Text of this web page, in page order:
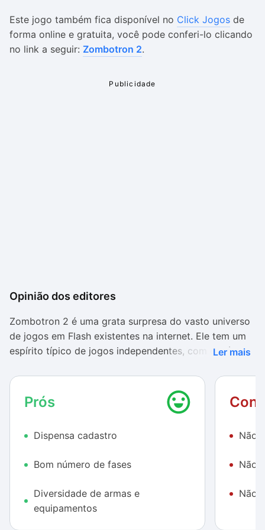
Este jogo também fica disponível no Click Jogos de
forma online e gratuita, você pode conferi-lo clicando
no link a seguir: Zombotron 2.
Opinião dos editores
Zombotron 2 é uma grata surpresa do vasto universo
de jogos em Flash existentes na internet. Ele tem um
espírito típico de jogos independentes, com cenário
história simples e envolvente.
Somente isso já bastaria para mostrar o quanto este
gratuito e dispensar qualquer instalação o credenciam
casual.
Fatores como não precisar de cadastro e oferecer um
bom número de fases (16 ao todo) também
contribuem para melhorar a avaliação de Zombotron
Ler mais
Prós
Dispensa cadastro
Bom número de fases
Diversidade de armas e
equipamentos
Não
Não
Não